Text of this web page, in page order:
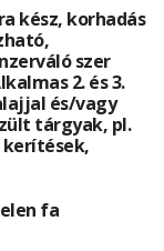
kész, korhadás
szer
2. és 3.
és/vagy
tárgyak, pl.
fa